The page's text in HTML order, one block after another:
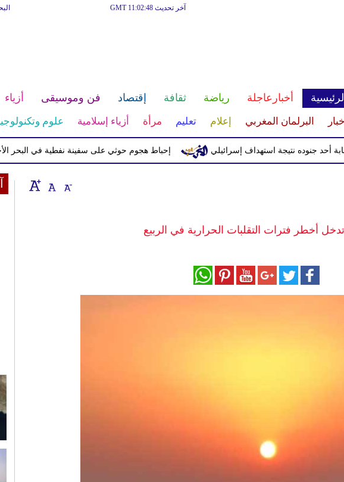
آخر تحديث GMT 11:02:48
الرئيسية أخبارعاجلة رياضة ثقافة إقتصاد فن وموسيقى أزياء
أخبار البرلمان المغربي إعلام تعليم مرأة أزياء إسلامية علوم
إحباط هجوم حوثي على سفينة نفطية في البحر الأحمر جنوده نتيجة استهداف إسرائيلي
أخطر فترات التقلبات الحرارية في الربيع